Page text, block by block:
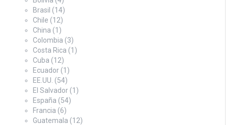
Brasil (14)
Chile (12)
China (1)
Colombia (3)
Costa Rica (1)
Cuba (12)
Ecuador (1)
EE.UU. (54)
El Salvador (1)
España (54)
Francia (6)
Guatemala (12)